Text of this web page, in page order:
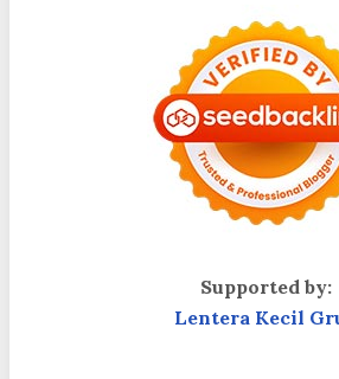
Supported by:
Lentera Kecil